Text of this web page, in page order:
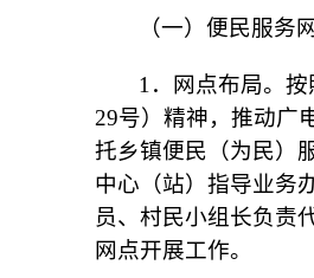
（一）便民服务
1．网点布局。
29号）精神，推动广
托乡镇便民（为民）
中心（站）指导业务
员、村民小组长负责
网点开展工作。